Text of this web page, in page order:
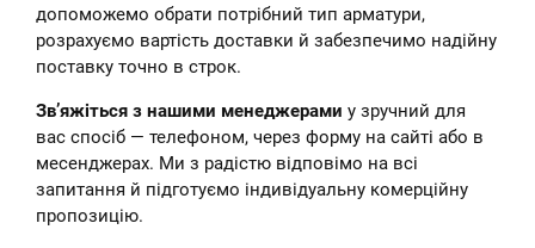
допоможемо обрати потрібний тип арматури,
розрахуємо вартість доставки й забезпечимо надійну
поставку точно в строк.
Зв’яжіться з нашими менеджерами у зручний для
вас спосіб — телефоном, через форму на сайті або в
месенджерах. Ми з радістю відповімо на всі
запитання й підготуємо індивідуальну комерційну
пропозицію.